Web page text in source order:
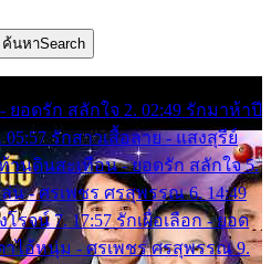
ค้นหาSearch
ยอดรัก สลักใจ 2. 02:49 รักมาห้าปี
รักสาวเสื้อลาย - แสงสุรีย์
านดินสะเทือน - ยอดรัก สลักใจ 5.
น - ศรเพชร ศรสุพรรณ 6. 14:49
รจน์ 7. 17:57 รักเผื่อเลือก - ยอด
าไอ้หนุ่ม - ศรเพชร ศรสุพรรณ 9.